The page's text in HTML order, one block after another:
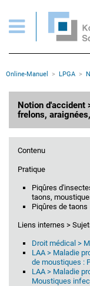
Pages
Page d'accueil
Contenu
Plan du site
Rootline
Online-Manuel LPGA
Notion d'accident
frelons,
Contenu
Pratique
Piqûres
taons,
Piqûres de taons
Liens internes >
Droit médical >
LAA > Maladie
de moustiques :
LAA > Maladie
Moustiques